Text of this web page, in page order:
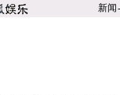
新闻-